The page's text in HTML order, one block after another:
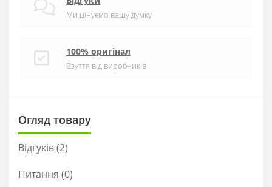
Ми цінуємо вашу думку
100% оригінал
Взуття від виробників
Огляд товару
Відгуків (2)
Питання (0)